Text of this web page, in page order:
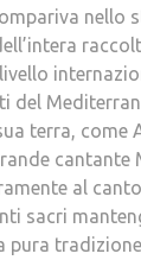
nello
del
terra, come
al
sacri
pura